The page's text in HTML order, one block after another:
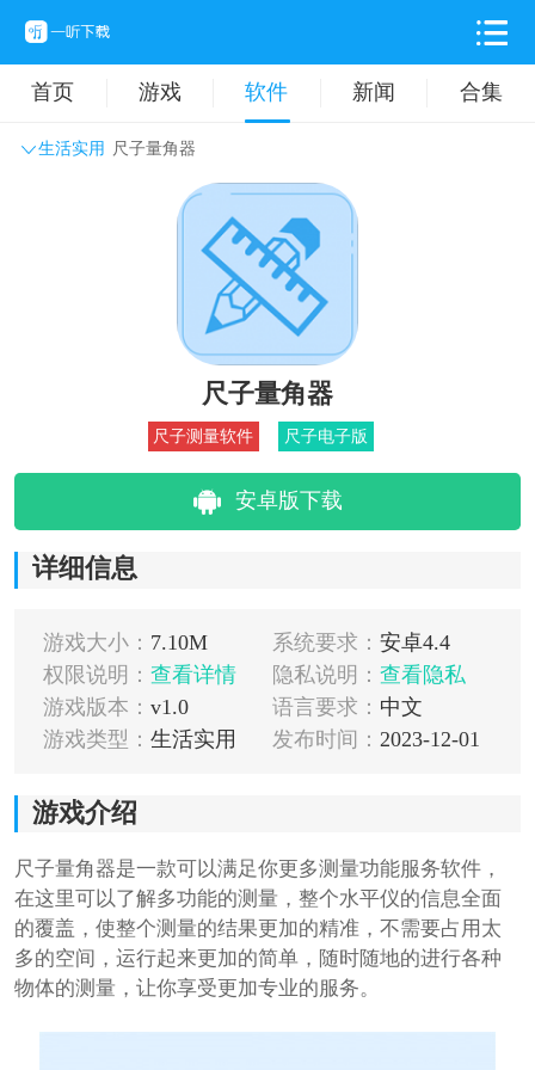
首页 游戏 软件 新闻 合集
生活实用 尺子量角器
主题壁纸 旅游出行
拍摄美化 时尚购物
尺子量角器
尺子测量软件 尺子电子版
安卓版下载
详细信息
游戏大小： 7.10M 系统要求： 安卓4.4
权限说明： 查看详情 隐私说明： 查看隐私
游戏版本： v1.0 语言要求： 中文
游戏类型： 生活实用 发布时间： 2023-12-01
游戏介绍
尺子量角器是一款可以满足你更多测量功能服务软件，
在这里可以了解多功能的测量，整个水平仪的信息全面
的覆盖，使整个测量的结果更加的精准，不需要占用太
多的空间，运行起来更加的简单，随时随地的进行各种
物体的测量，让你享受更加专业的服务。